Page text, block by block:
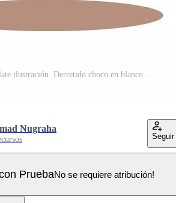
fresa saburral chocolate ilustración. Derretido choco en blanco antecedentes Vector Pro
Nugraha
Seguir
PruebaNo se requiere atribución!